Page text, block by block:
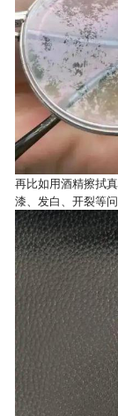
再比如用酒精擦拭
漆、发白、开裂等问